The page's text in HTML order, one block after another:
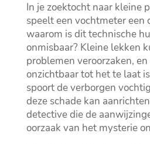
In je zoektocht naar kleine
speelt een vochtmeter een
waarom is dit technische
onmisbaar? Kleine lekken
problemen veroorzaken,
onzichtbaar tot het te laat
spoort de verborgen
deze schade kan
detective die de
oorzaak van het mysterie